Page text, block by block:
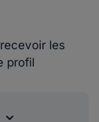
les
profil